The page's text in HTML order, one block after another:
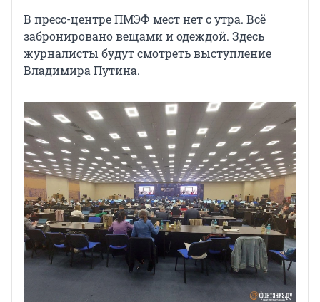
В пресс-центре ПМЭФ мест нет с утра. Всё
забронировано вещами и одеждой. Здесь
журналисты будут смотреть выступление
Владимира Путина.